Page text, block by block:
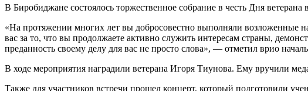
В Биробиджане состоялось торжественное собрание в честь Дня
«На протяжении многих лет вы добросовестно выполняли возложенные
вас за то, что вы продолжаете активно служить интересам страны,
преданность своему делу для вас не просто слова», — отметил врио
В ходе мероприятия наградили ветерана Игоря Тиунова. Ему вручили
Также для участников встречи прошел концерт, который подготовили